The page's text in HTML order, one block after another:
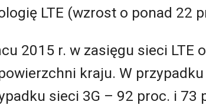
LTE (wzrost o ponad 22
2015 r. w zasięgu sieci LTE
kraju. W
sieci 3G – 92 proc. i 73